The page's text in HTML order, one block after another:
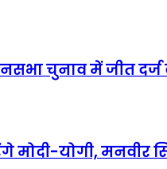
चुनाव में जीत दर्ज
मोदी-योगी, मनवीर